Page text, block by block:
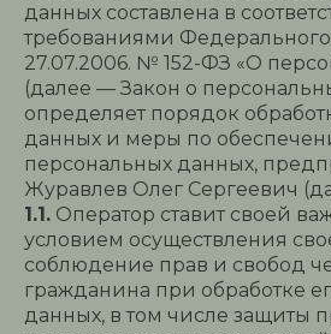
данных составлена в
требованиями Федерального
27.07.2006. № 152-ФЗ «О
(далее — Закон о
определяет порядок
данных и меры по
персональных данных,
Журавлев Олег Сергеевич
1.1. Оператор ставит своей
условием осуществления
соблюдение прав и свобод
гражданина при обработке
данных, в том числе защиты